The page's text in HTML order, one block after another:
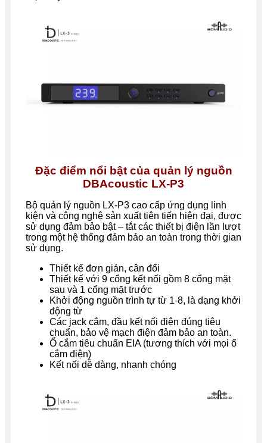
Đặc điểm nổi bật của quản lý nguồn
DBAcoustic LX-P3
Bộ quản lý nguồn LX-P3 cao cấp ứng dụng linh
kiện và công nghệ sản xuất tiên tiến hiện đại, được
sử dụng đảm bảo bật – tắt các thiết bị điện lần lượt
trong một hệ thống đảm bảo an toàn trong thời gian
sử dụng.
Thiết kế đơn giản, cân đối
Thiết kế với 9 cổng kết nối gồm 8 cổng mặt
sau và 1 cổng mặt trước
Khởi động nguồn trình tự từ 1-8, là dạng khởi
động từ
Các jack cắm, đầu kết nối điện đúng tiêu
chuẩn, bảo vệ mạch điện đảm bảo an toàn.
Ổ cắm tiêu chuẩn EIA (tương thích với mọi ổ
cắm điện)
Kết nối dễ dàng, nhanh chóng